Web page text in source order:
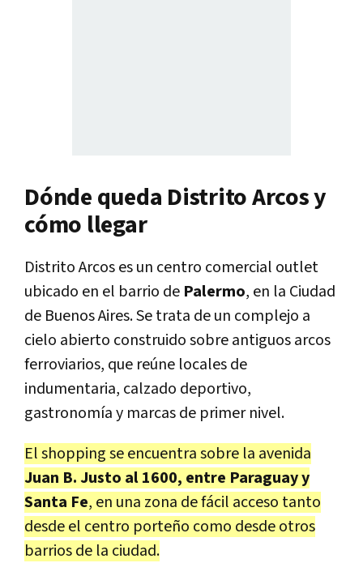
Dónde queda Distrito Arcos y
cómo llegar
Distrito Arcoses un centro comercial outlet
ubicado en el barrio de Palermo, en la Ciudad
de Buenos Aires. Se trata de un complejo a
cielo abierto construido sobre antiguos arcos
ferroviarios, que reúne locales de
indumentaria, calzado deportivo,
gastronomía y marcas de primer nivel.
El shopping se encuentra sobre la avenida
Juan B. Justo al 1600, entre Paraguay y
Santa Fe, en una zona de fácil acceso tanto
desde el centro porteño como desde otros
barrios de la ciudad.